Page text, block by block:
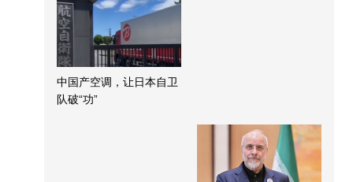
中国产空调，让日本自卫
队破“功”